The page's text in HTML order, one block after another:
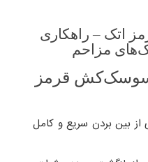
اتک – راهکاری
مزاحم
سوسک‌کش قرمز
از بین بردن سریع و کامل